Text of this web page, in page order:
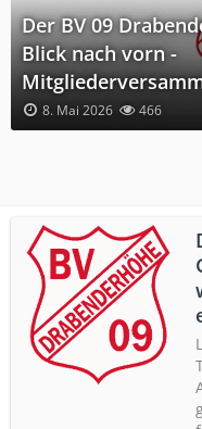
Der BV 09
Blick nach vorn -
8. Mai 2026 466
Einladung zur
23. März 2026 519